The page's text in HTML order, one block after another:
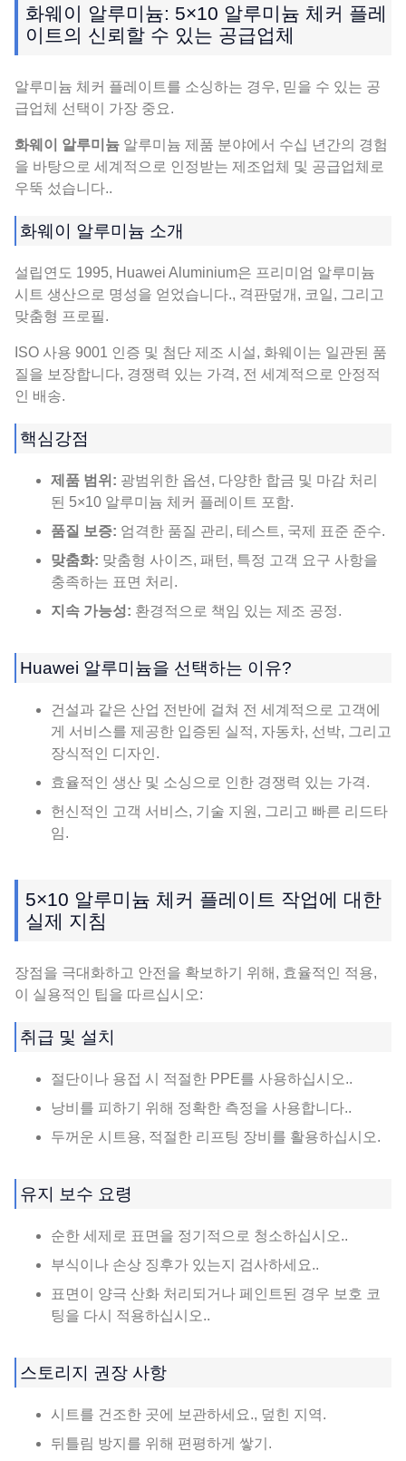
화웨이 알루미늄: 5×10 알루미늄 체커 플레
이트의 신뢰할 수 있는 공급업체
알루미늄 체커 플레이트를 소싱하는 경우, 믿을 수 있는 공
급업체 선택이 가장 중요.
화웨이 알루미늄 알루미늄 제품 분야에서 수십 년간의 경험
을 바탕으로 세계적으로 인정받는 제조업체 및 공급업체로
우뚝 섰습니다..
화웨이 알루미늄 소개
설립연도 1995, Huawei Aluminium은 프리미엄 알루미늄
시트 생산으로 명성을 얻었습니다., 격판덮개, 코일, 그리고
맞춤형 프로필.
ISO 사용 9001 인증 및 첨단 제조 시설, 화웨이는 일관된 품
질을 보장합니다, 경쟁력 있는 가격, 전 세계적으로 안정적
인 배송.
핵심강점
제품 범위: 광범위한 옵션, 다양한 합금 및 마감 처리
된 5×10 알루미늄 체커 플레이트 포함.
품질 보증: 엄격한 품질 관리, 테스트, 국제 표준 준수.
맞춤화: 맞춤형 사이즈, 패턴, 특정 고객 요구 사항을
충족하는 표면 처리.
지속 가능성: 환경적으로 책임 있는 제조 공정.
Huawei 알루미늄을 선택하는 이유?
건설과 같은 산업 전반에 걸쳐 전 세계적으로 고객에
게 서비스를 제공한 입증된 실적, 자동차, 선박, 그리고
장식적인 디자인.
효율적인 생산 및 소싱으로 인한 경쟁력 있는 가격.
헌신적인 고객 서비스, 기술 지원, 그리고 빠른 리드타
임.
5×10 알루미늄 체커 플레이트 작업에 대한
실제 지침
장점을 극대화하고 안전을 확보하기 위해, 효율적인 적용,
이 실용적인 팁을 따르십시오:
취급 및 설치
절단이나 용접 시 적절한 PPE를 사용하십시오..
낭비를 피하기 위해 정확한 측정을 사용합니다..
두꺼운 시트용, 적절한 리프팅 장비를 활용하십시오.
유지 보수 요령
순한 세제로 표면을 정기적으로 청소하십시오..
부식이나 손상 징후가 있는지 검사하세요..
표면이 양극 산화 처리되거나 페인트된 경우 보호 코
팅을 다시 적용하십시오..
스토리지 권장 사항
시트를 건조한 곳에 보관하세요., 덮힌 지역.
뒤틀림 방지를 위해 편평하게 쌓기.